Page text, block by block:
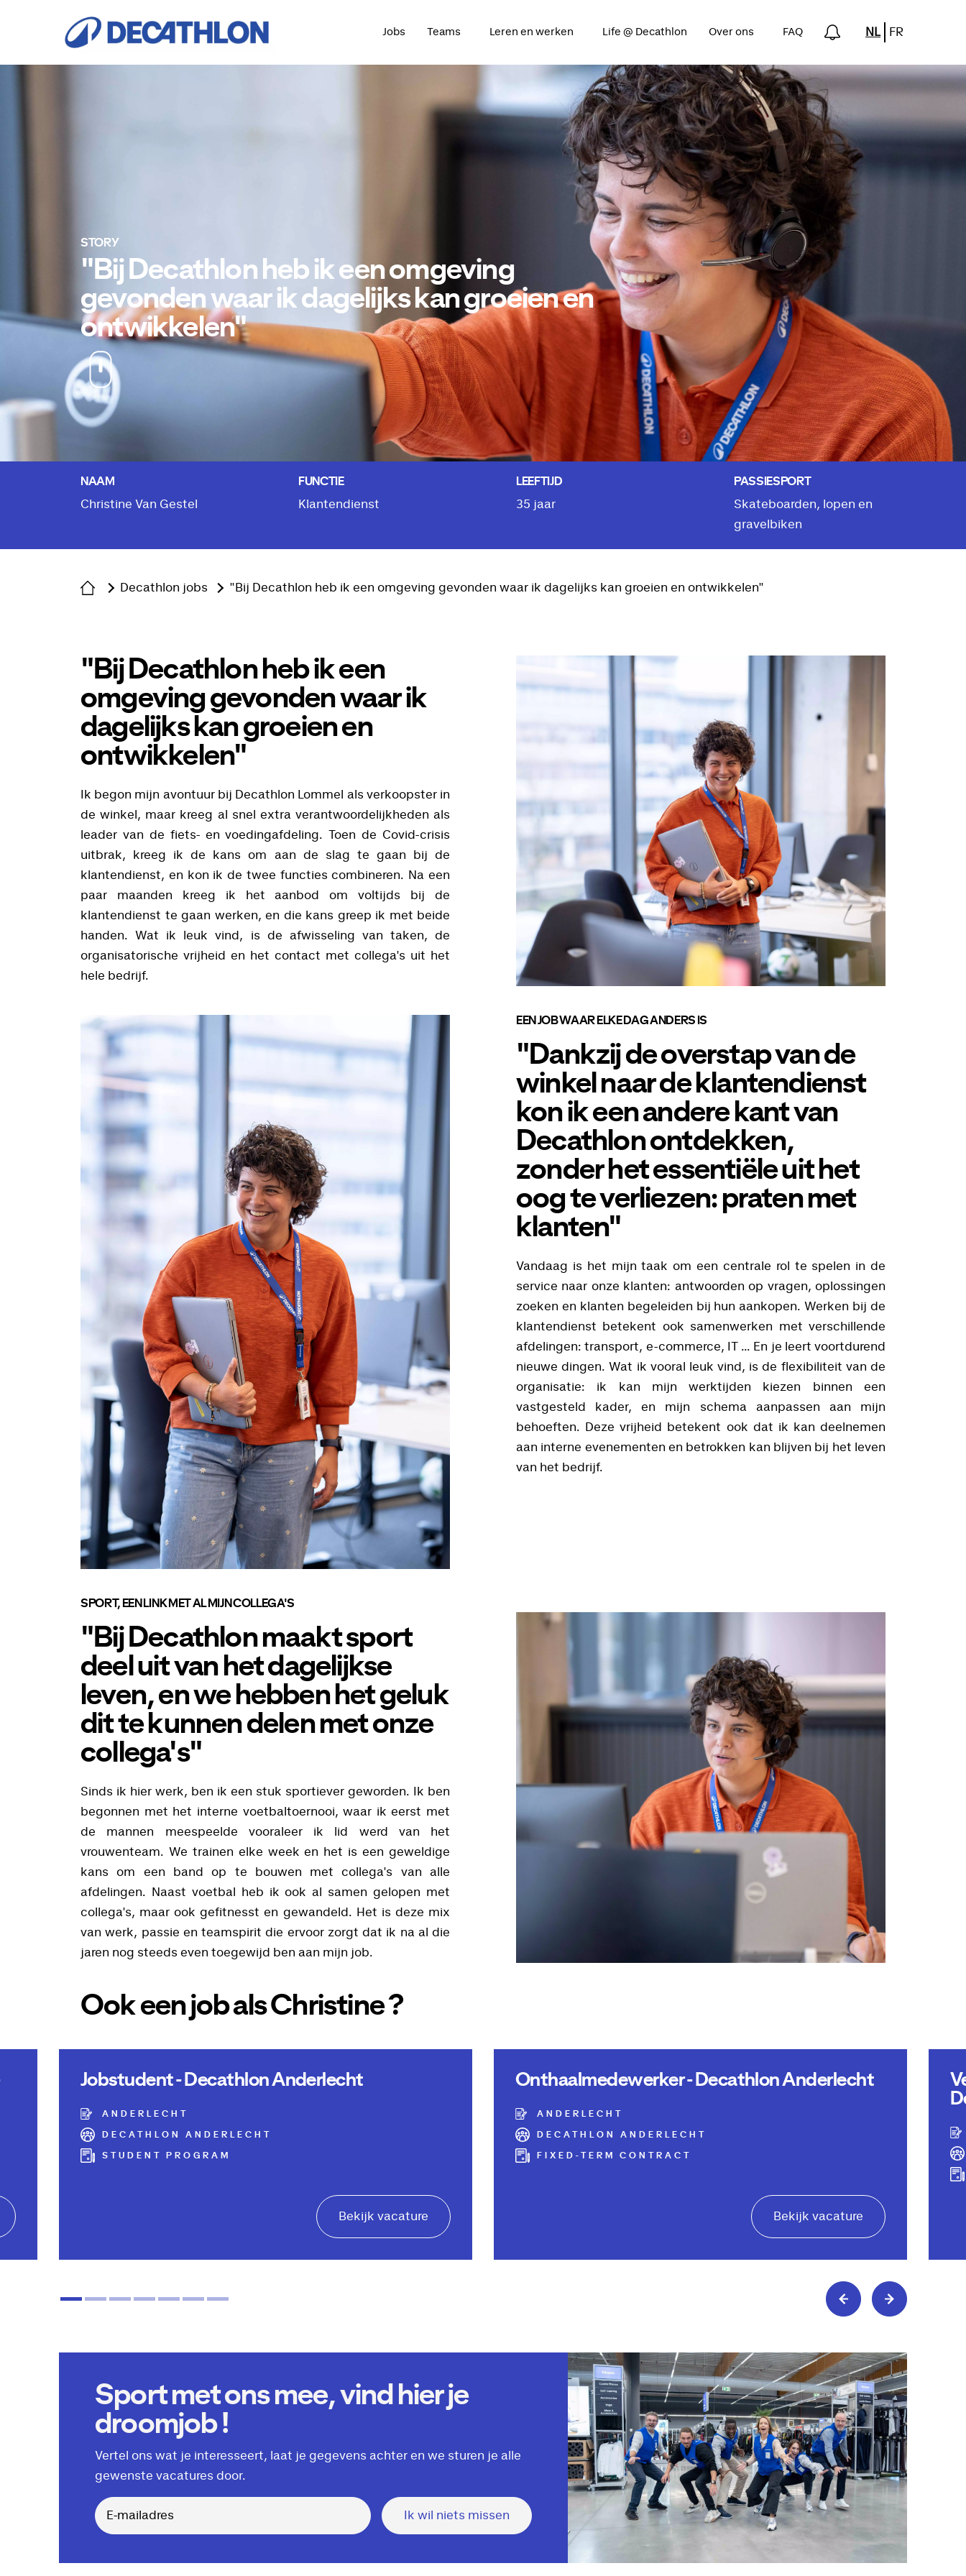
Jobs Teams Leren en werken Life @ Decathlon Over ons FAQ NL FR
STORY
"Bij Decathlon heb ik een omgeving
gevonden waar ik dagelijks kan groeien en
ontwikkelen"
NAAM
Christine Van Gestel
FUNCTIE
Klantendienst
LEEFTIJD
35 jaar
PASSIESPORT
Skateboarden, lopen en
gravelbiken
Decathlon jobs "Bij Decathlon heb ik een omgeving gevonden waar ik dagelijks kan groeien en ontwikkelen"
"Bij Decathlon heb ik een
omgeving gevonden waar ik
dagelijks kan groeien en
ontwikkelen"
Ik begon mijn avontuur bij Decathlon Lommel als verkoopster in
de winkel, maar kreeg al snel extra verantwoordelijkheden als
leader van de fiets- en voedingafdeling. Toen de Covid-crisis
uitbrak, kreeg ik de kans om aan de slag te gaan bij de
klantendienst, en kon ik de twee functies combineren. Na een
paar maanden kreeg ik het aanbod om voltijds bij de
klantendienst te gaan werken, en die kans greep ik met beide
handen. Wat ik leuk vind, is de afwisseling van taken, de
organisatorische vrijheid en het contact met collega's uit het
hele bedrijf.
EEN JOB WAAR ELKE DAG ANDERS IS
"Dankzij de overstap van de
winkel naar de klantendienst
kon ik een andere kant van
Decathlon ontdekken,
zonder het essentiële uit het
oog te verliezen: praten met
klanten"
Vandaag is het mijn taak om een centrale rol te spelen in de
service naar onze klanten: antwoorden op vragen, oplossingen
zoeken en klanten begeleiden bij hun aankopen. Werken bij de
klantendienst betekent ook samenwerken met verschillende
afdelingen: transport, e-commerce, IT ... En je leert voortdurend
nieuwe dingen. Wat ik vooral leuk vind, is de flexibiliteit van de
organisatie: ik kan mijn werktijden kiezen binnen een
vastgesteld kader, en mijn schema aanpassen aan mijn
behoeften. Deze vrijheid betekent ook dat ik kan deelnemen
aan interne evenementen en betrokken kan blijven bij het leven
van het bedrijf.
SPORT, EEN LINK MET AL MIJN COLLEGA'S
"Bij Decathlon maakt sport
deel uit van het dagelijkse
leven, en we hebben het geluk
dit te kunnen delen met onze
collega's"
Sinds ik hier werk, ben ik een stuk sportiever geworden. Ik ben
begonnen met het interne voetbaltoernooi, waar ik eerst met
de mannen meespeelde vooraleer ik lid werd van het
vrouwenteam. We trainen elke week en het is een geweldige
kans om een band op te bouwen met collega's van alle
afdelingen. Naast voetbal heb ik ook al samen gelopen met
collega's, maar ook gefitnesst en gewandeld. Het is deze mix
van werk, passie en teamspirit die ervoor zorgt dat ik na al die
jaren nog steeds even toegewijd ben aan mijn job.
Ook een job als Christine ?
Jobstudent - Decathlon Anderlecht
ANDERLECHT
DECATHLON ANDERLECHT
STUDENT PROGRAM
Bekijk vacature
Onthaalmedewerker - Decathlon Anderlecht
ANDERLECHT
DECATHLON ANDERLECHT
FIXED-TERM CONTRACT
Bekijk vacature
Sport met ons mee, vind hier je
droomjob !
Vertel ons wat je interesseert, laat je gegevens achter en we sturen je alle
gewenste vacatures door.
Ik wil niets missen